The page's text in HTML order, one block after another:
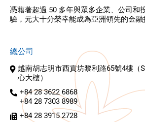
憑藉著超過 50 多年與眾多企業、公司和
驗，元大十分榮幸能成為亞洲領先的金融
總公司
越南胡志明市西貢坊黎利路65號4樓（
心大樓）
+84 28 3622 6868
+84 28 7303 8989
+84 28 3915 2728